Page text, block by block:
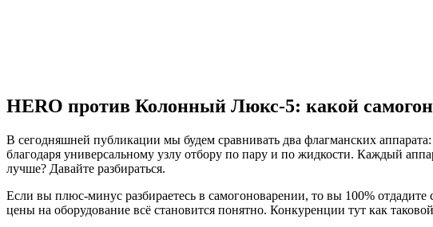
HERO против Колонный Люкс-5: какой
В сегодняшней публикации мы будем сравнивать два флагманских аппарата:
благодаря универсальному узлу отбору по пару и по жидкости. Каждый
лучше? Давайте разбираться.
Если вы плюс-минус разбираетесь в самогоноварении, то вы 100% отдадите
цены на оборудование всё становится понятно. Конкуренции тут как